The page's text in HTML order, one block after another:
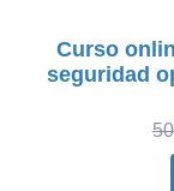
Curso
seguridad